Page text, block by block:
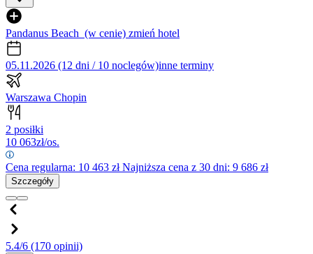
Pandanus Beach (w cenie) zmień hotel
05.11.2026 (12 dni / 10 noclegów)inne terminy
Warszawa Chopin
2 posiłki
10 063zł/os.
Cena regularna: 10 463 złNajniższa cena z 30 dni: 9 686 zł
Szczegóły
5.4/6 (170 opinii)